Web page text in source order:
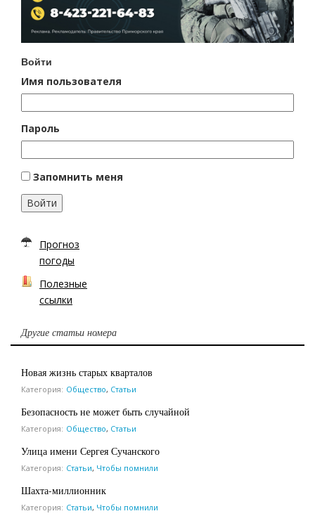
Войти
Имя пользователя
Пароль
Запомнить меня
Войти
Прогноз
погоды
Полезные
ссылки
Другие статьи номера
Новая жизнь старых кварталов
Категория: Общество, Статьи
Безопасность не может быть случайной
Категория: Общество, Статьи
Улица имени Сергея Сучанского
Категория: Статьи, Чтобы помнили
Шахта-миллионник
Категория: Статьи, Чтобы помнили